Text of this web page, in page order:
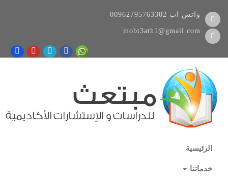
00962795763302 واتس اب
mobt3ath1@gmail.com
الرئيسية
خدماتنا